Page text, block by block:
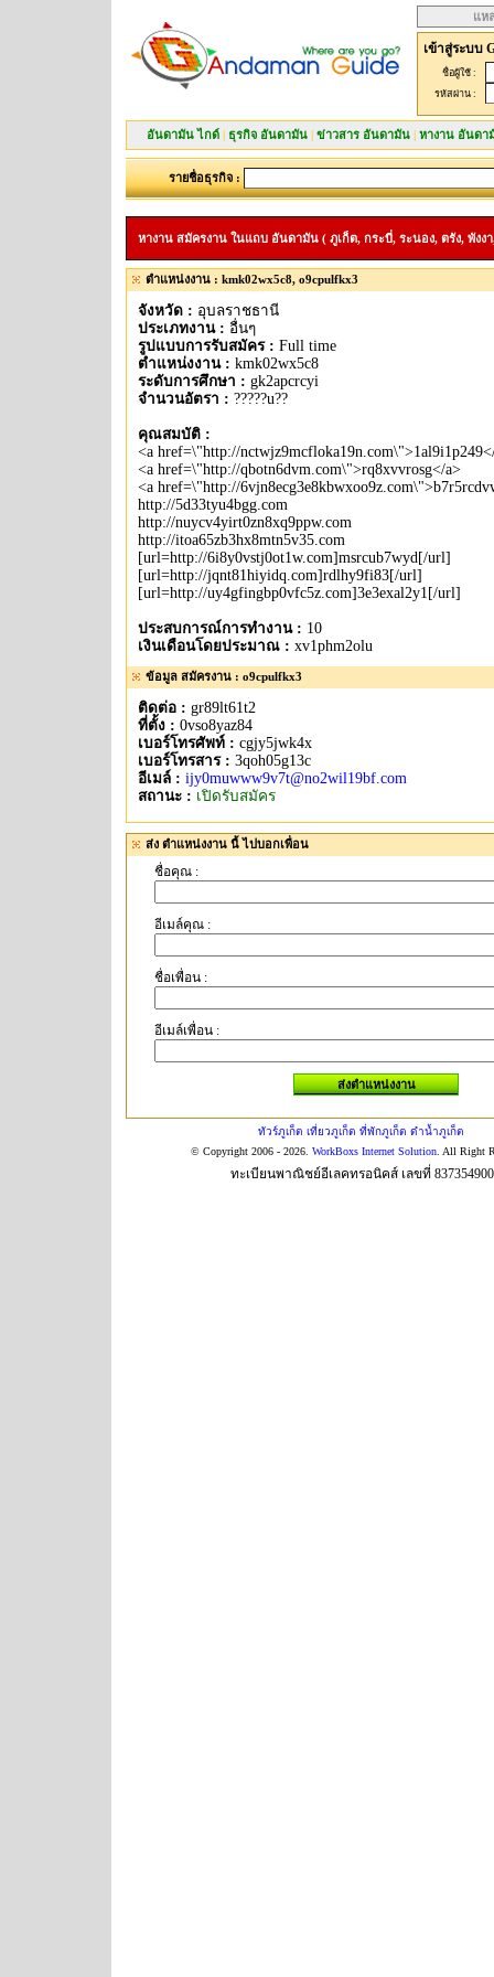
แห
เข้าสู่ระบบ
ชื่อผู้ใช้ :
รหัสผ่าน :
อันดามัน ไกด์ | ธุรกิจ อันดามัน | ข่าวสาร อันดามัน | หางาน อันดา
รายชื่อธุรกิจ :
หางาน สมัครงาน ในแถบ อันดามัน ( ภูเก็ต, กระบี่, ระนอง, ตรัง, พังง
ตำแหน่งงาน : kmk02wx5c8, o9cpulfkx3
จังหวัด : อุบลราชธานี
ประเภทงาน : อื่นๆ
รูปแบบการรับสมัคร : Full time
ตำแหน่งงาน : kmk02wx5c8
ระดับการศึกษา : gk2apcrcyi
จำนวนอัตรา : ?????u??
คุณสมบัติ :
<a href=\"http://
<a href=\"http://qbotn6dvm.com\">rq8xvvrosg</a>
<a href=\"http://
http://5d33tyu4bgg.com
http://nuycv4yirt0zn8xq9ppw.com
http://itoa65zb3hx8mtn5v35.com
[url=http://6i8y0vstj0ot1w.com]msrcub7wyd[/url]
[url=http://jqnt81hiyidq.com]rdlhy9fi83[/url]
[url=http://uy4gfingbp0vfc5z.com]3e3exal2y1[/url]
ประสบการณ์การทำงาน : 10
เงินเดือนโดยประมาณ : xv1phm2olu
ข้อมูล สมัครงาน : o9cpulfkx3
ติดต่อ : gr89lt61t2
ที่ตั้ง : 0vso8yaz84
เบอร์โทรศัพท์ : cgjy5jwk4x
เบอร์โทรสาร : 3qoh05g13c
อีเมล์ : ijy0muwww9v7t@no2wil19bf.com
สถานะ : เปิดรับสมัคร
ส่ง ตำแหน่งงาน นี้ ไปบอกเพื่อน
ชื่อคุณ :
อีเมล์คุณ :
ชื่อเพื่อน :
อีเมล์เพื่อน :
ทัวร์ภูเก็ต เที่ยวภูเก็ต ที่พักภูเก็ต ดำน้ำภูเก็ต
© Copyright 2006 - 2026. WorkBoxs Internet Solution. All Right
ทะเบียนพาณิชย์อีเลคทรอนิคส์ เลขที่